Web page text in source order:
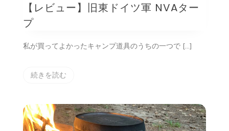
【レビュー】旧東ドイツ軍 NVAター
プ
私が買ってよかったキャンプ道具のうちの一つで […]
続きを読む